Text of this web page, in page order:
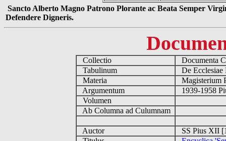
Sancto Alberto Magno Patrono Plorante ac Beata Semper
Defendere Digneris.
Collectio
Documenta
Tabulinum
De
Materia
Magisterium
Argumentum
1939-1958
Volumen
Ab Columna ad Culumnam
Auctor
SS Pius XII